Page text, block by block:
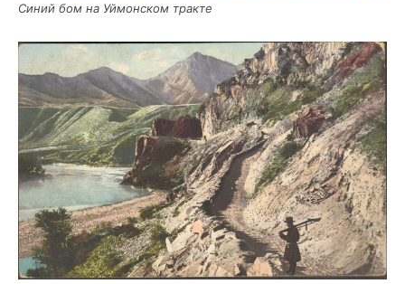
Синий бом на Уймон­ском тракте